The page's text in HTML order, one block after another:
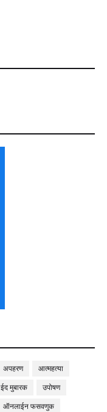
अपहरण
आत्महत्या
ईद मुबारक
उपोषण
ऑनलाईन फसवणुक